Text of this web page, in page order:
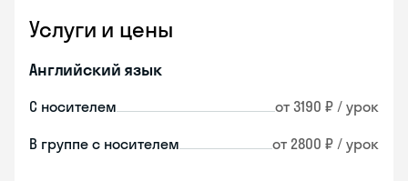
Услуги и цены
Английский язык
С носителем от 3190 ₽ / урок
В группе с носителем от 2800 ₽ / урок